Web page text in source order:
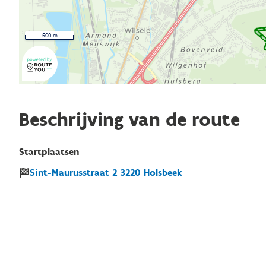
500 m
Beschrijving van de route
Startplaatsen
Sint-Maurusstraat 2 3220 Holsbeek